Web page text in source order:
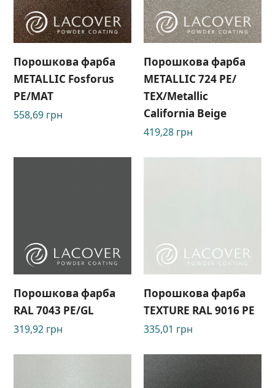
Порошкова фарба
METALLIC Fosforus
РЕ/МАТ
558,69 грн
Порошкова фарба
METALLIC 724 PE/
ТЕХ/Metallic
California Beige
419,28 грн
Порошкова фарба
RAL 7043 PE/GL
319,92 грн
Порошкова фарба
TEXTURE RAL 9016 РЕ
335,01 грн